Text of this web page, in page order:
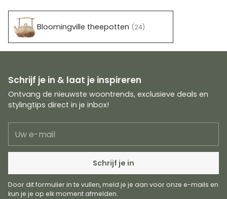
Bloomingville theepotten (24)
Schrijf je in & laat je inspireren
Ontvang de nieuwste woontrends, exclusieve deals en
stylingtips direct in je inbox!
e-
mail
Schrijf je in
Door dit formulier in te vullen, meld je je aan voor onze e-mails en
kun je je op elk moment afmelden.